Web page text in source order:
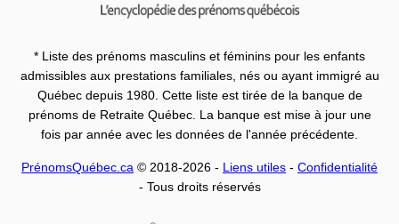
* Liste des prénoms masculins et féminins pour les enfants
admissibles aux prestations familiales, nés ou ayant immigré au
Québec depuis 1980. Cette liste est tirée de la banque de
prénoms de Retraite Québec. La banque est mise à jour une
fois par année avec les données de l'année précédente.
PrénomsQuébec.ca © 2018-2026 - Liens utiles - Confidentialité
- Tous droits réservés